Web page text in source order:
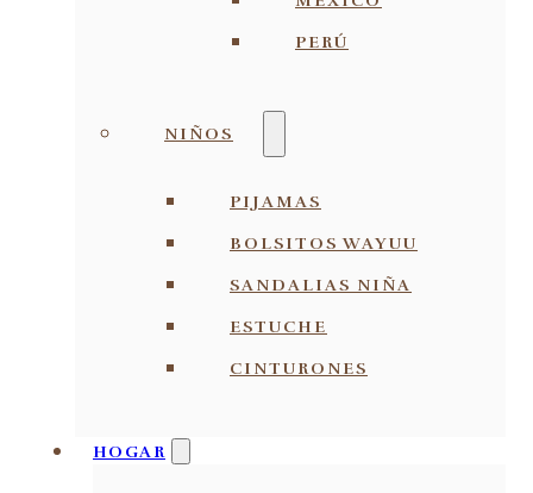
PERÚ
NIÑOS
PIJAMAS
BOLSITOS WAYUU
SANDALIAS NIÑA
ESTUCHE
CINTURONES
HOGAR